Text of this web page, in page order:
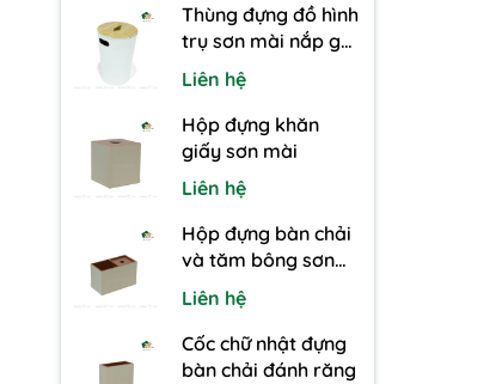
Thùng đựng đồ hình
trụ sơn mài nắp gỗ
Ash
Liên hệ
Hộp đựng khăn
giấy sơn mài
Liên hệ
Hộp đựng bàn chải
và tăm bông sơn
mài 2 ngăn
Liên hệ
Cốc chữ nhật đựng
bàn chải đánh răng